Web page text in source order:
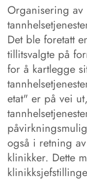
Organisering
Det ble foretatt
tillitsvalgte på
for å kartlegge
etat" er på vei
også i retning
klinikker. Dette